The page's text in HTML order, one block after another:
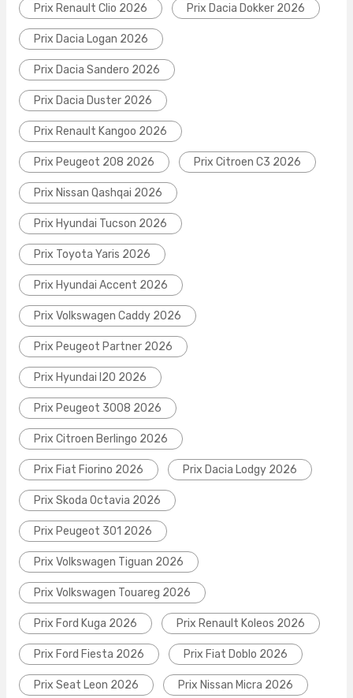
Prix Renault Clio 2026 Prix Dacia Dokker 2026
Prix Dacia Logan 2026
Prix Dacia Sandero 2026
Prix Dacia Duster 2026
Prix Renault Kangoo 2026
Prix Peugeot 208 2026 Prix Citroen C3 2026
Prix Nissan Qashqai 2026
Prix Hyundai Tucson 2026
Prix Toyota Yaris 2026
Prix Hyundai Accent 2026
Prix Volkswagen Caddy 2026
Prix Peugeot Partner 2026
Prix Hyundai I20 2026
Prix Peugeot 3008 2026
Prix Citroen Berlingo 2026
Prix Fiat Fiorino 2026 Prix Dacia Lodgy 2026
Prix Skoda Octavia 2026
Prix Peugeot 301 2026
Prix Volkswagen Tiguan 2026
Prix Volkswagen Touareg 2026
Prix Ford Kuga 2026 Prix Renault Koleos 2026
Prix Ford Fiesta 2026 Prix Fiat Doblo 2026
Prix Seat Leon 2026 Prix Nissan Micra 2026